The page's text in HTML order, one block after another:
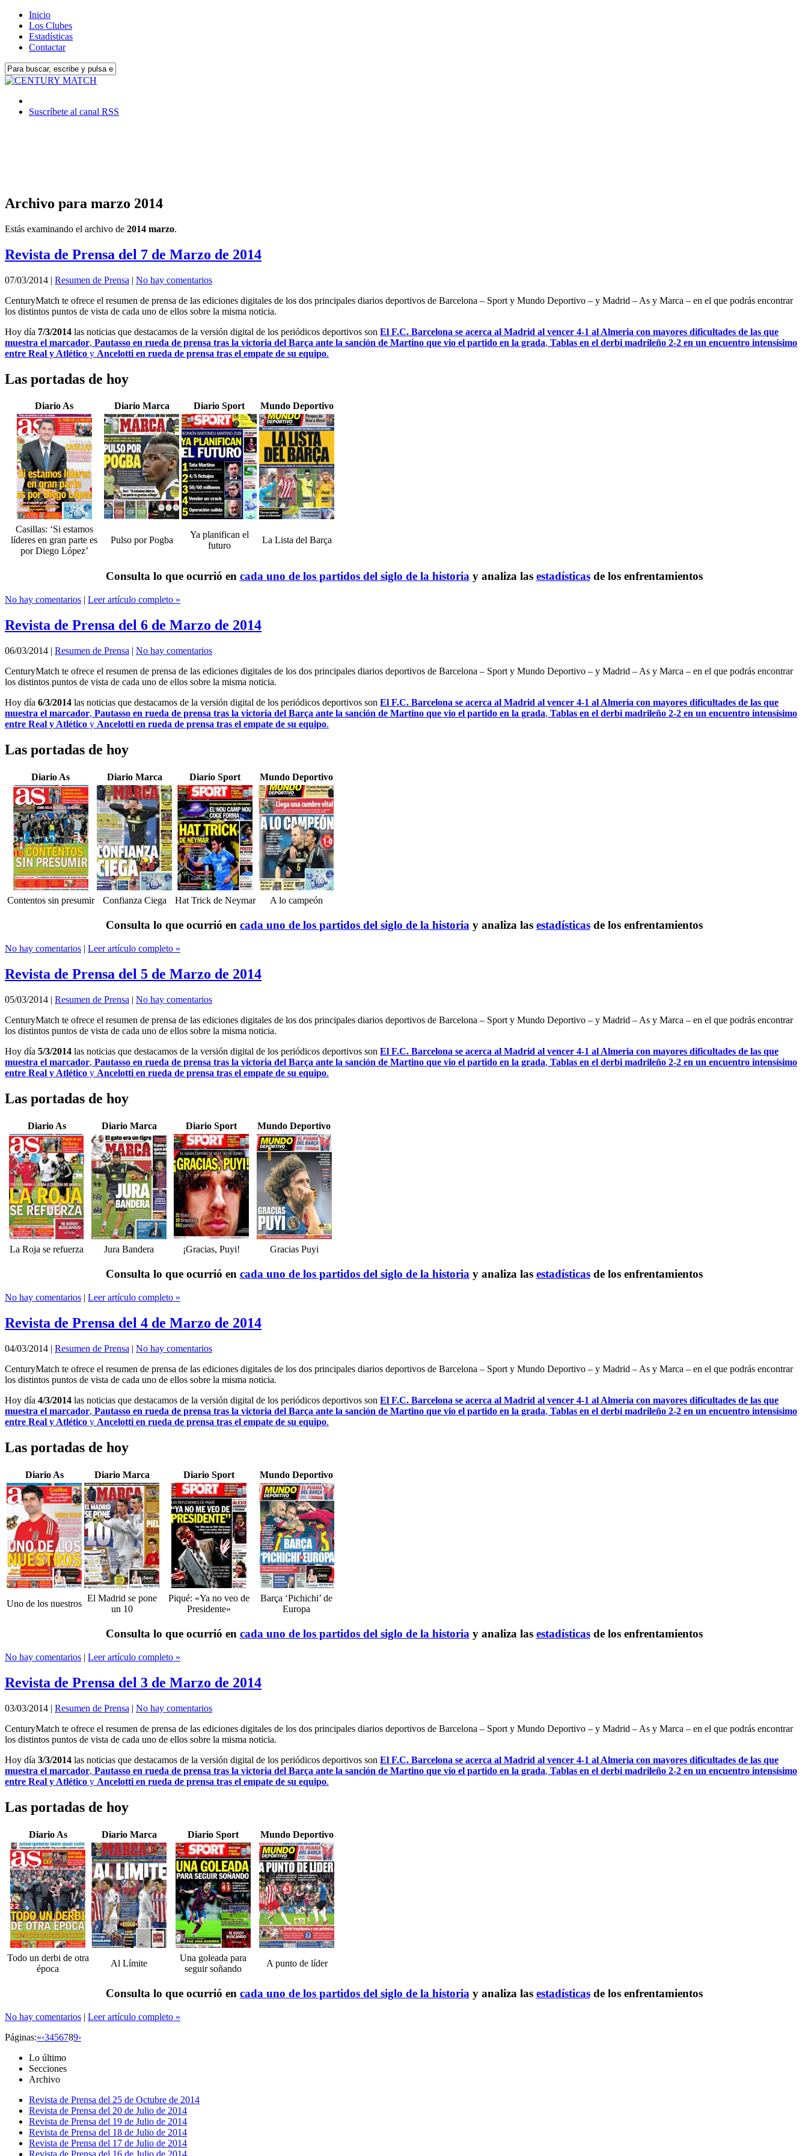
Inicio
Los Clubes
Estadísticas
Contactar
Suscríbete al canal RSS
Archivo para marzo 2014
Estás examinando el archivo de 2014 marzo.
Revista de Prensa del 7 de Marzo de 2014
07/03/2014 | Resumen de Prensa | No hay comentarios
CenturyMatch te ofrece el resumen de prensa de las ediciones digitales de los dos principales diarios deportivos de Barcelona – Sport y Mundo Deportivo – y Madrid – As y Marca – en el que podrás encontrar
los distintos puntos de vista de cada uno de ellos sobre la misma noticia.
Hoy día 7/3/2014 las noticias que destacamos de la versión digital de los periódicos deportivos son El F.C. Barcelona se acerca al Madrid al vencer 4-1 al Almeria con mayores dificultades de las que
muestra el marcador, Pautasso en rueda de prensa tras la victoria del Barça ante la sanción de Martino que vio el partido en la grada, Tablas en el derbi madrileño 2-2 en un encuentro intensísimo
entre Real y Atlético y Ancelotti en rueda de prensa tras el empate de su equipo.
Las portadas de hoy
Diario As Diario Marca Diario Sport Mundo Deportivo
Casillas: ‘Si estamos
líderes en gran parte es
por Diego López’
Pulso por Pogba
Ya planifican el
futuro
La Lista del Barça
Consulta lo que ocurrió en cada uno de los partidos del siglo de la historia y analiza las estadísticasde los enfrentamientos
No hay comentarios | Leer artículo completo »
Revista de Prensa del 6 de Marzo de 2014
06/03/2014 | Resumen de Prensa | No hay comentarios
CenturyMatch te ofrece el resumen de prensa de las ediciones digitales de los dos principales diarios deportivos de Barcelona – Sport y Mundo Deportivo – y Madrid – As y Marca – en el que podrás encontrar
los distintos puntos de vista de cada uno de ellos sobre la misma noticia.
Hoy día 6/3/2014 las noticias que destacamos de la versión digital de los periódicos deportivos son El F.C. Barcelona se acerca al Madrid al vencer 4-1 al Almeria con mayores dificultades de las que
muestra el marcador, Pautasso en rueda de prensa tras la victoria del Barça ante la sanción de Martino que vio el partido en la grada, Tablas en el derbi madrileño 2-2 en un encuentro intensísimo
entre Real y Atlético y Ancelotti en rueda de prensa tras el empate de su equipo.
Las portadas de hoy
Diario As Diario Marca Diario Sport Mundo Deportivo
Contentos sin presumir Confianza Ciega Hat Trick de Neymar A lo campeón
Consulta lo que ocurrió en cada uno de los partidos del siglo de la historiay analiza las estadísticasde los enfrentamientos
No hay comentarios | Leer artículo completo »
Revista de Prensa del 5 de Marzo de 2014
05/03/2014 | Resumen de Prensa | No hay comentarios
CenturyMatch te ofrece el resumen de prensa de las ediciones digitales de los dos principales diarios deportivos de Barcelona – Sport y Mundo Deportivo – y Madrid – As y Marca – en el que podrás encontrar
los distintos puntos de vista de cada uno de ellos sobre la misma noticia.
Hoy día 5/3/2014 las noticias que destacamos de la versión digital de los periódicos deportivos son El F.C. Barcelona se acerca al Madrid al vencer 4-1 al Almeria con mayores dificultades de las que
muestra el marcador, Pautasso en rueda de prensa tras la victoria del Barça ante la sanción de Martino que vio el partido en la grada, Tablas en el derbi madrileño 2-2 en un encuentro intensísimo
entre Real y Atlético y Ancelotti en rueda de prensa tras el empate de su equipo.
Las portadas de hoy
Diario As Diario Marca Diario Sport Mundo Deportivo
La Roja se refuerza Jura Bandera ¡Gracias, Puyi! Gracias Puyi
Consulta lo que ocurrió en cada uno de los partidos del siglo de la historiay analiza las estadísticasde los enfrentamientos
No hay comentarios | Leer artículo completo »
Revista de Prensa del 4 de Marzo de 2014
04/03/2014 | Resumen de Prensa | No hay comentarios
CenturyMatch te ofrece el resumen de prensa de las ediciones digitales de los dos principales diarios deportivos de Barcelona – Sport y Mundo Deportivo – y Madrid – As y Marca – en el que podrás encontrar
los distintos puntos de vista de cada uno de ellos sobre la misma noticia.
Hoy día 4/3/2014 las noticias que destacamos de la versión digital de los periódicos deportivos son El F.C. Barcelona se acerca al Madrid al vencer 4-1 al Almeria con mayores dificultades de las que
muestra el marcador, Pautasso en rueda de prensa tras la victoria del Barça ante la sanción de Martino que vio el partido en la grada, Tablas en el derbi madrileño 2-2 en un encuentro intensísimo
entre Real y Atlético y Ancelotti en rueda de prensa tras el empate de su equipo.
Las portadas de hoy
Diario As Diario Marca Diario Sport Mundo Deportivo
Uno de los nuestros
El Madrid se pone
un 10
Piqué: «Ya no veo de
Presidente»
Barça ‘Pichichi’ de
Europa
Consulta lo que ocurrió en cada uno de los partidos del siglo de la historiay analiza las estadísticasde los enfrentamientos
No hay comentarios | Leer artículo completo »
Revista de Prensa del 3 de Marzo de 2014
03/03/2014 | Resumen de Prensa | No hay comentarios
CenturyMatch te ofrece el resumen de prensa de las ediciones digitales de los dos principales diarios deportivos de Barcelona – Sport y Mundo Deportivo – y Madrid – As y Marca – en el que podrás encontrar
los distintos puntos de vista de cada uno de ellos sobre la misma noticia.
Hoy día 3/3/2014 las noticias que destacamos de la versión digital de los periódicos deportivos son El F.C. Barcelona se acerca al Madrid al vencer 4-1 al Almeria con mayores dificultades de las que
muestra el marcador, Pautasso en rueda de prensa tras la victoria del Barça ante la sanción de Martino que vio el partido en la grada, Tablas en el derbi madrileño 2-2 en un encuentro intensísimo
entre Real y Atlético y Ancelotti en rueda de prensa tras el empate de su equipo.
Las portadas de hoy
Diario As Diario Marca Diario Sport Mundo Deportivo
Todo un derbi de otra
época
Al Límite
Una goleada para
seguir soñando
A punto de líder
Consulta lo que ocurrió en cada uno de los partidos del siglo de la historiay analiza las estadísticasde los enfrentamientos
No hay comentarios | Leer artículo completo »
Páginas:«‹3456789›
Lo último
Secciones
Archivo
Revista de Prensa del 25 de Octubre de 2014
Revista de Prensa del 20 de Julio de 2014
Revista de Prensa del 19 de Julio de 2014
Revista de Prensa del 18 de Julio de 2014
Revista de Prensa del 17 de Julio de 2014